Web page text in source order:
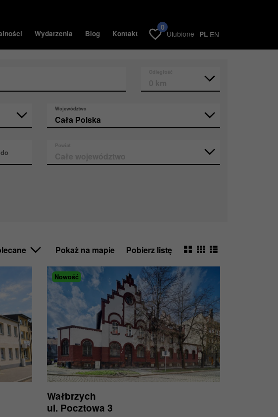
Wydarzenia Blog Kontakt
0
Ulubione PL EN
Województwo
Pokaż na mapie Pobierz listę
Nowość
Wałbrzych
ul. Pocztowa 3